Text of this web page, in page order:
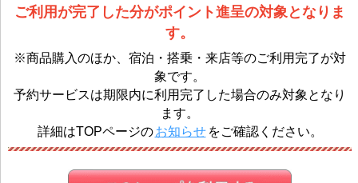
ご利用が完了した分がポイント進呈の対象となりま
す。
※商品購入のほか、宿泊・搭乗・来店等のご利用完了が対
象です。
予約サービスは期限内に利用完了した場合のみ対象となり
ます。
詳細はTOPページの お知らせ をご確認ください。